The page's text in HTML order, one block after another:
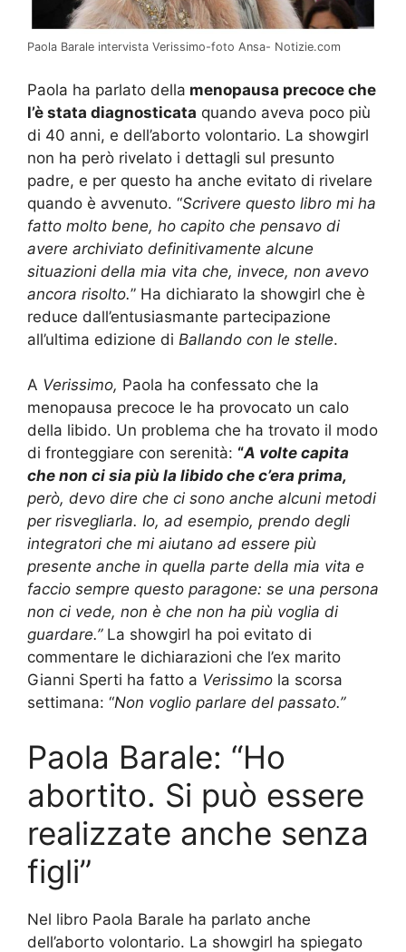
Paola Barale intervista Verissimo-foto Ansa- Notizie.com
Paola ha parlato della menopausa precoce che
l’è stata diagnosticata quando aveva poco più
di 40 anni, e dell’aborto volontario. La showgirl
non ha però rivelato i dettagli sul presunto
padre, e per questo ha anche evitato di rivelare
quando è avvenuto. “Scrivere questo libro mi ha
fatto molto bene, ho capito che pensavo di
avere archiviato definitivamente alcune
situazioni della mia vita che, invece, non avevo
ancora risolto.” Ha dichiarato la showgirl che è
reduce dall’entusiasmante partecipazione
all’ultima edizione di Ballando con le stelle.
A Verissimo, Paola ha confessato che la
menopausa precoce le ha provocato un calo
della libido. Un problema che ha trovato il modo
di fronteggiare con serenità: “A volte capita
che non ci sia più la libido che c’era prima,
però, devo dire che ci sono anche alcuni metodi
per risvegliarla. Io, ad esempio, prendo degli
integratori che mi aiutano ad essere più
presente anche in quella parte della mia vita e
faccio sempre questo paragone: se una persona
non ci vede, non è che non ha più voglia di
guardare.” La showgirl ha poi evitato di
commentare le dichiarazioni che l’ex marito
Gianni Sperti ha fatto a Verissimo la scorsa
settimana: “Non voglio parlare del passato.”
Paola Barale: “Ho
abortito. Si può essere
realizzate anche senza
figli”
Nel libro Paola Barale ha parlato anche
dell’aborto volontario. La showgirl ha spiegato